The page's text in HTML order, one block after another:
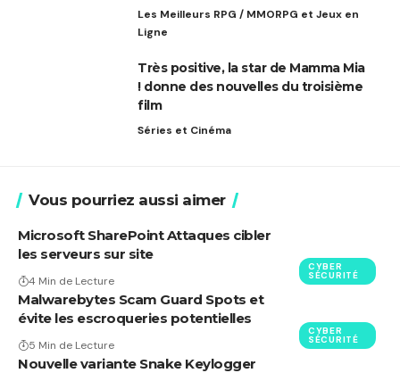
Les Meilleurs RPG / MMORPG et Jeux en
Ligne
Très positive, la star de Mamma Mia
! donne des nouvelles du troisième
film
Séries et Cinéma
Vous pourriez aussi aimer
CYBER
SÉCURITÉ
Microsoft SharePoint Attaques cibler
les serveurs sur site
4 Min de Lecture
CYBER
SÉCURITÉ
Malwarebytes Scam Guard Spots et
évite les escroqueries potentielles
5 Min de Lecture
Nouvelle variante Snake Keylogger